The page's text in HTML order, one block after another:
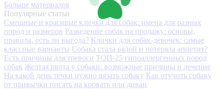
Больше материалов
Популярные статьи
Смешные и красивые клички для собак: имена для разных
пород и размеров Разведение собак на продажу: основы,
правила, есть ли выгода? Клички для собак-девочек: самые
классные варианты Собака стала вялой и потеряла аппетит?
Есть причины для тревоги ТОП-25 гипоаллергенных пород
собак Желтая рвота у собаки: возможные причины и лечение
На какой день течки нужно вязать собаку Как отучить собаку
от привычки писать на кровать или диван